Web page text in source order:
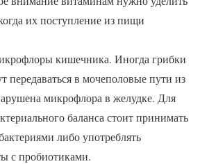
их поступление из пищи
кишечника. Иногда грибки
передаваться в мочеполовые пути из
микрофлора в желудке. Для
баланса стоит принимать
либо употреблять
с пробиотиками.